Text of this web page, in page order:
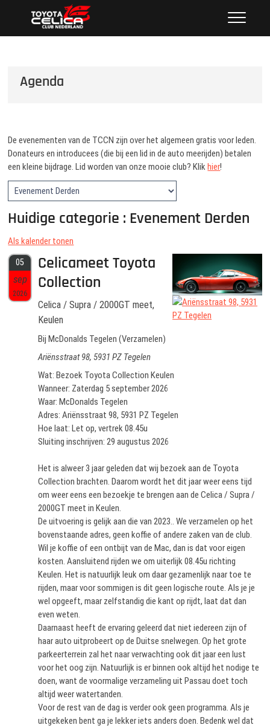
Toyota Celica Club Nederland
NEDERLAND'S GROOTSTE CLUB VAN CELICA
Agenda
De evenementen van de TCCN zijn over het algemeen gratis voor leden.
Donateurs en introducees (die bij een lid in de auto meerijden) betalen
een kleine bijdrage. Lid worden van onze mooie club? Klikhier!
Huidige categorie : Evenement Derden
Als kalender tonen
05
sep
2026
Celicameet Toyota
Collection
Celica / Supra / 2000GT meet,
Keulen
Bij McDonalds Tegelen (Verzamelen)
Ariënsstraat 98, 5931 PZ Tegelen
Wat: Bezoek Toyota Collection Keulen
Wanneer: Zaterdag 5 september 2026
Waar: McDonalds Tegelen
Adres: Ariënsstraat 98, 5931 PZ Tegelen
Hoe laat: Let op, vertrek 08.45u
Sluiting inschrijven: 29 augustus 2026
Het is alweer 3 jaar geleden dat wij bezoek aan de Toyota
Collection brachten. Daarom wordt het dit jaar weer eens tijd
om weer eens een bezoekje te brengen aan de Celica / Supra /
2000GT meet in Keulen.
De uitvoering is gelijk aan die van 2023.. We verzamelen op het
bovenstaande adres, geen koffie of andere zaken van de club.
Wil je koffie of een ontbijt van de Mac, dan is dat voor eigen
kosten. Aansluitend rijden we om uiterlijk 08.45u richting
Keulen. Het is natuurlijk leuk om daar gezamenlijk naar toe te
rijden, maar voor sommigen is dit geen logische route. Als je je
wel opgeeft, maar zelfstandig die kant op rijdt, laat dat dan
even weten.
Daarnaast heeft de ervaring geleerd dat niet iedereen zijn of
haar auto uitprobeert op de Duitse snelwegen. Op het grote
parkeerterrein zal het naar verwachting ook dit jaar een lust
voor het oog zijn. Natuurlijk is er binnen ook altijd het nodige te
doen, want de voormalige verzameling uit Passau doet toch
altijd weer watertanden.
Voor de rest van de dag is verder ook geen programma. Als je
uitgekeken bent ga je lekker iets anders doen. Bedenk wel dat